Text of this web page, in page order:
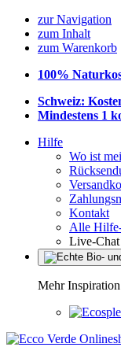
zur Navigation
zum Inhalt
zum Warenkorb
100%
Schweiz:
Mindestens 1
Hilfe
Wo ist
Kontakt
Alle
Live-Chat
Mehr Inspiration